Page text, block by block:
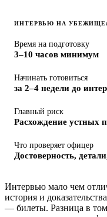
ИНТЕРВЬЮ НА
Время на подготовку
3–10 часов минимум
Начинать готовиться
за 2–4 недели до
Главный риск
Расхождение устных
Что проверяет офицер
Достоверность,
Интервью мало чем
история и
— билеты. Разница в